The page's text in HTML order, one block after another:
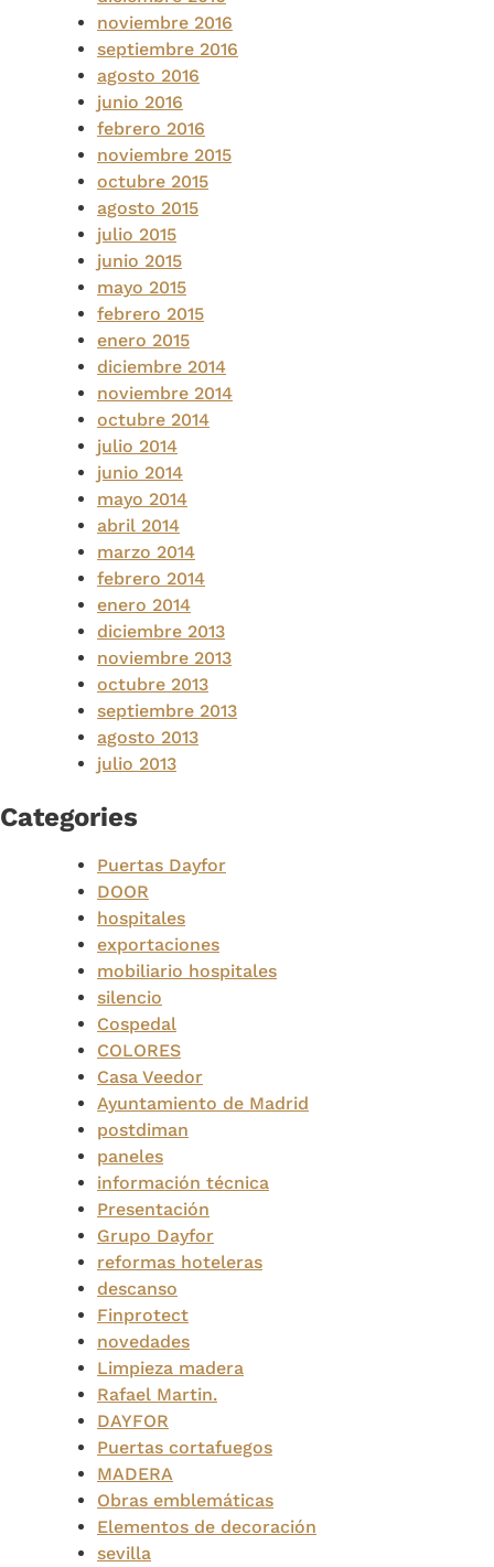
noviembre 2016
septiembre 2016
agosto 2016
junio 2016
febrero 2016
noviembre 2015
octubre 2015
agosto 2015
julio 2015
junio 2015
mayo 2015
febrero 2015
enero 2015
diciembre 2014
noviembre 2014
octubre 2014
julio 2014
junio 2014
mayo 2014
abril 2014
marzo 2014
febrero 2014
enero 2014
diciembre 2013
noviembre 2013
octubre 2013
septiembre 2013
agosto 2013
julio 2013
Categories
Puertas Dayfor
DOOR
hospitales
exportaciones
mobiliario hospitales
silencio
Cospedal
COLORES
Casa Veedor
Ayuntamiento de Madrid
postdiman
paneles
información técnica
Presentación
Grupo Dayfor
reformas hoteleras
descanso
Finprotect
novedades
Limpieza madera
Rafael Martin.
DAYFOR
Puertas cortafuegos
MADERA
Obras emblemáticas
Elementos de decoración
sevilla